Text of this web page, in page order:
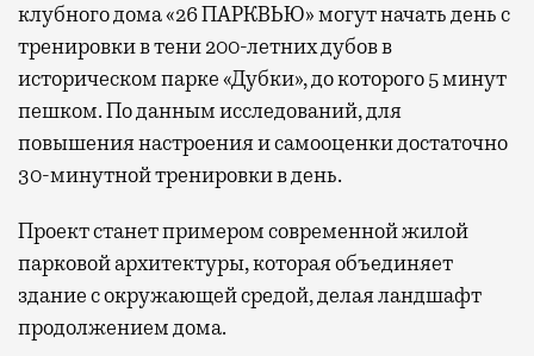
клубного дома «26 ПАРКВЬЮ» могут начать день с
тренировки в тени 200-летних дубов в
историческом парке «Дубки», до которого 5 минут
пешком. По данным исследований, для
повышения настроения и самооценки достаточно
30-минутной тренировки в день.
Проект станет примером современной жилой
парковой архитектуры, которая объединяет
здание с окружающей средой, делая ландшафт
продолжением дома.